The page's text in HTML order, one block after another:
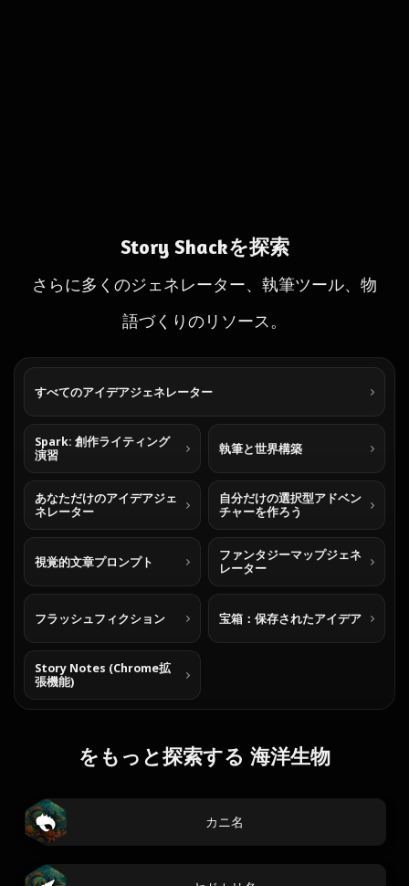
Story Shackを探索
さらに多くのジェネレーター、執筆ツール、物
語づくりのリソース。
すべてのアイデアジェネレーター
Spark: 創作ライティング
演習
執筆と世界構築
あなただけのアイデアジェ
ネレーター
自分だけの選択型アドベン
チャーを作ろう
視覚的文章プロンプト
ファンタジーマップジェネ
レーター
フラッシュフィクション 宝箱：保存されたアイデア
Story Notes (Chrome拡
張機能)
をもっと探索する 海洋生物
カニ名